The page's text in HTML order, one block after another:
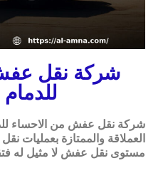
شركة نقل
شركة نقل عفش من الاحساء
العملاقة والممتازة بعمليات
مستوى نقل عفش لا مثيل له